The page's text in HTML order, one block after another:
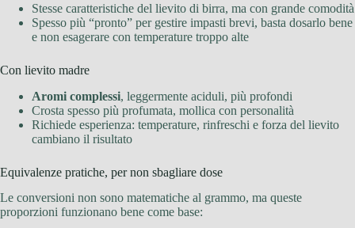
Stesse caratteristiche del lievito di birra, ma con grande comodità
Spesso più “pronto” per gestire impasti brevi, basta dosarlo bene
e non esagerare con temperature troppo alte
Con lievito madre
Aromi complessi, leggermente aciduli, più profondi
Crosta spesso più profumata, mollica con personalità
Richiede esperienza: temperature, rinfreschi e forza del lievito
cambiano il risultato
Equivalenze pratiche, per non sbagliare dose
Le conversioni non sono matematiche al grammo, ma queste
proporzioni funzionano bene come base: